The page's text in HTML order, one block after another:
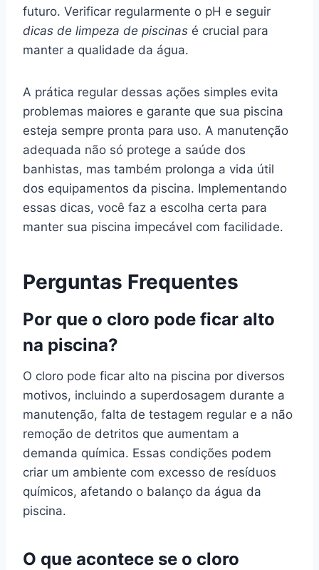
futuro. Verificar regularmente o pH e seguir
dicas de limpeza de piscinas é crucial para
manter a qualidade da água.
A prática regular dessas ações simples evita
problemas maiores e garante que sua piscina
esteja sempre pronta para uso. A manutenção
adequada não só protege a saúde dos
banhistas, mas também prolonga a vida útil
dos equipamentos da piscina. Implementando
essas dicas, você faz a escolha certa para
manter sua piscina impecável com facilidade.
Perguntas Frequentes
Por que o cloro pode ficar alto
na piscina?
O cloro pode ficar alto na piscina por diversos
motivos, incluindo a superdosagem durante a
manutenção, falta de testagem regular e a não
remoção de detritos que aumentam a
demanda química. Essas condições podem
criar um ambiente com excesso de resíduos
químicos, afetando o balanço da água da
piscina.
O que acontece se o cloro